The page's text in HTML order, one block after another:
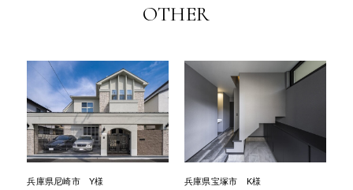
OTHER
兵庫県尼崎市 Y様 兵庫県宝塚市 K様